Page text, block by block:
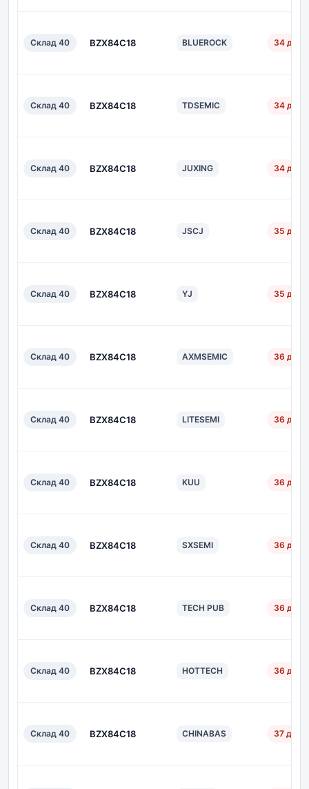
Склад 40 BZX84C18 BLUEROCK 34 дн.
Склад 40 BZX84C18 TDSEMIC 34 дн.
Склад 40 BZX84C18 JUXING 34 дн.
Склад 40 BZX84C18 JSCJ 35 дн.
Склад 40 BZX84C18 YJ 35 дн.
Склад 40 BZX84C18 AXMSEMIC 36 дн.
Склад 40 BZX84C18 LITESEMI 36 дн.
Склад 40 BZX84C18 KUU 36 дн.
Склад 40 BZX84C18 SXSEMI 36 дн.
Склад 40 BZX84C18 TECH PUB 36 дн.
Склад 40 BZX84C18 HOTTECH 36 дн.
Склад 40 BZX84C18 CHINABAS 37 дн.